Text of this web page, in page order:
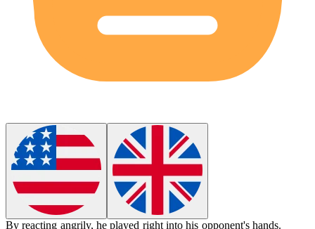
By reacting angrily, he played right into his opponent's hands.